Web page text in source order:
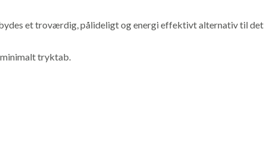
et troværdig, pålideligt og energi effektivt alternativ til det
tryktab.